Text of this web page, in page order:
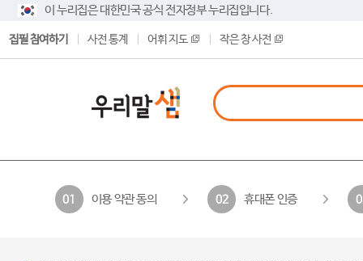
이 누리집은 대한민국 공식 전자정부 누리집입니다.
집필 참여하기 사전 통계 어휘 지도 작은 창 사전
01 이용 약관 동의 02 휴대폰 인증